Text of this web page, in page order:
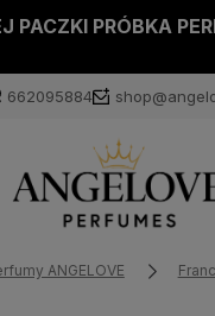
PACZKI PRÓBKA
662095884
ANGELOVE